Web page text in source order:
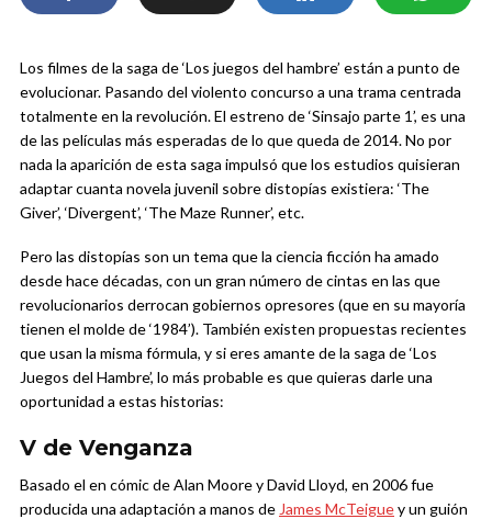
Los filmes de la saga de ‘Los juegos del hambre’ están a punto de
evolucionar. Pasando del violento concurso a una trama centrada
totalmente en la revolución. El estreno de ‘Sinsajo parte 1’, es una
de las películas más esperadas de lo que queda de 2014. No por
nada la aparición de esta saga impulsó que los estudios quisieran
adaptar cuanta novela juvenil sobre distopías existiera: ‘The
Giver’, ‘Divergent’, ‘The Maze Runner’, etc.
Pero las distopías son un tema que la ciencia ficción ha amado
desde hace décadas, con un gran número de cintas en las que
revolucionarios derrocan gobiernos opresores (que en su mayoría
tienen el molde de ‘1984’). También existen propuestas recientes
que usan la misma fórmula, y si eres amante de la saga de ‘Los
Juegos del Hambre’, lo más probable es que quieras darle una
oportunidad a estas historias:
V de Venganza
Basado el en cómic de Alan Moore y David Lloyd, en 2006 fue
producida una adaptación a manos de James McTeiguey un guión